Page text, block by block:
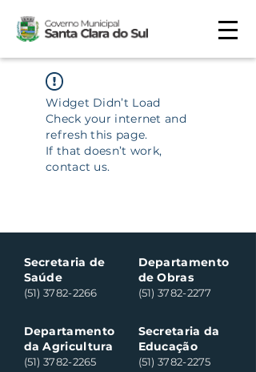
Widget Didn’t Load
Check your internet and
refresh this page.
If that doesn’t work,
contact us.
Secretaria de
Saúde
(51) 3782-2266
Departamento
da Agricultura
(51) 3782-2265
Departamento
de Obras
(51) 3782-2277
Secretaria da
Educação
(51) 3782-2275